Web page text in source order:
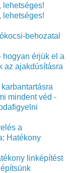
lehetséges!
lehetséges!
behozatal
hogyan érjük el a
az ajakdúsításra
mindent véd -
a
Hatékony
linképítést